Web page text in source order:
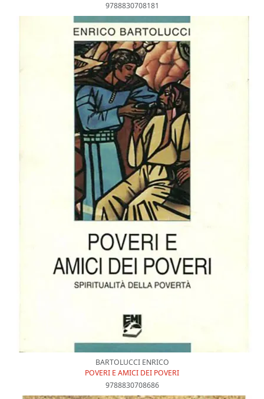
9788830708181
BARTOLUCCI ENRICO
POVERI E AMICI DEI POVERI
9788830708686